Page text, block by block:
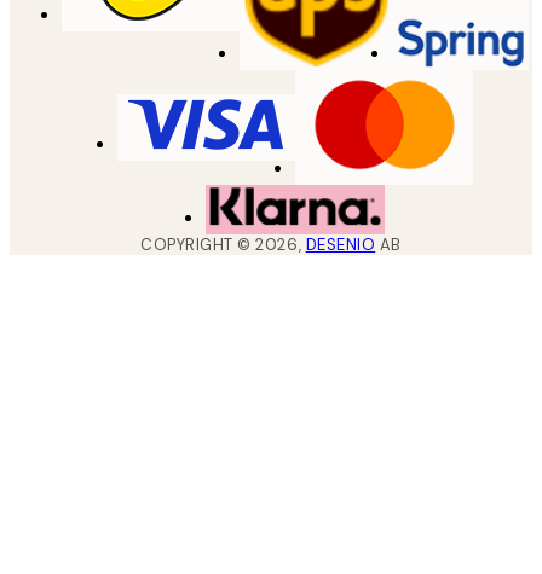
COPYRIGHT ©2026, DESENIO AB